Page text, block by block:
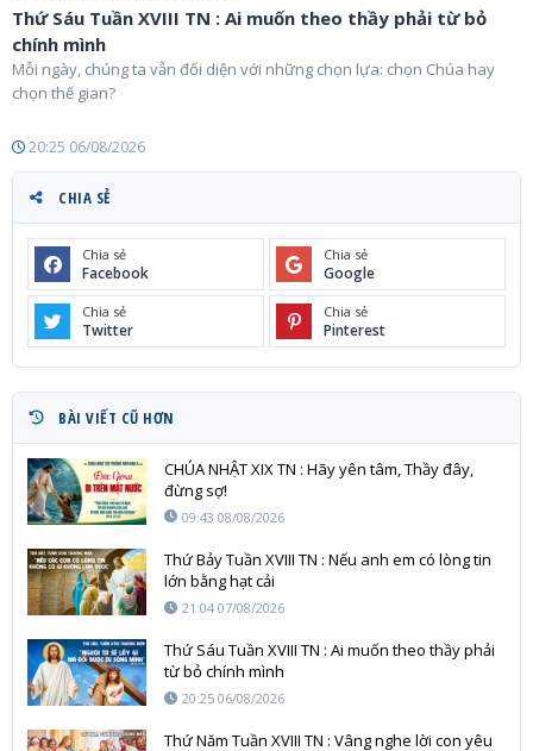
Thứ Sáu Tuần XVIII TN : Ai muốn theo thầy phải từ bỏ
chính mình
Mỗi ngày, chúng ta vẫn đối diện với những chọn lựa: chọn Chúa hay
chọn thế gian?
20:25 06/08/2026
CHIA SẺ
Chia sẻ
Facebook
Chia sẻ
Google
Chia sẻ
Twitter
Chia sẻ
Pinterest
BÀI VIẾT CŨ HƠN
CHÚA NHẬT XIX TN : Hãy yên tâm, Thầy đây,
đừng sợ!
09:43 08/08/2026
Thứ Bảy Tuần XVIII TN : Nếu anh em có lòng tin
lớn bằng hạt cải
21:04 07/08/2026
Thứ Sáu Tuần XVIII TN : Ai muốn theo thầy phải
từ bỏ chính mình
20:25 06/08/2026
Thứ Năm Tuần XVIII TN : Vâng nghe lời con yêu